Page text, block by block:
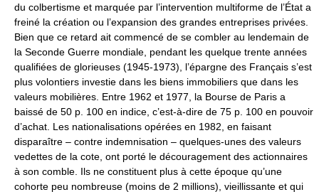
du colbertisme et marquée par l’intervention multiforme de l’État a
freiné la création ou l’expansion des grandes entreprises privées.
Bien que ce retard ait commencé de se combler au lendemain de
la Seconde Guerre mondiale, pendant les quelque trente années
qualifiées de glorieuses (1945-1973), l’épargne des Français s’est
plus volontiers investie dans les biens immobiliers que dans les
valeurs mobilières. Entre 1962 et 1977, la Bourse de Paris a
baissé de 50 p. 100 en indice, c’est-à-dire de 75 p. 100 en pouvoir
d’achat. Les nationalisations opérées en 1982, en faisant
disparaître – contre indemnisation – quelques-unes des valeurs
vedettes de la cote, ont porté le découragement des actionnaires
à son comble. Ils ne constituent plus à cette époque qu’une
cohorte peu nombreuse (moins de 2 millions), vieillissante et qui